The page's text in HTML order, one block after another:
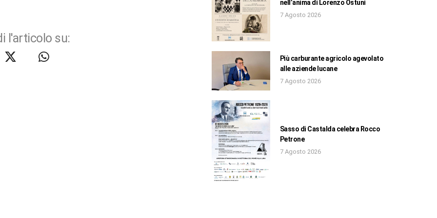
l'articolo su:
nell’anima di Lorenzo Ostuni
7 Agosto 2026
Più carburante agricolo agevolato
alle aziende lucane
7 Agosto 2026
Sasso di Castalda celebra Rocco
Petrone
7 Agosto 2026